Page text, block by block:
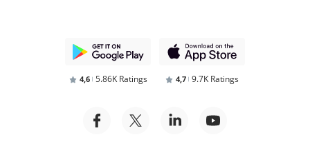
4,6 5.86K Ratings 4,7 9.7K Ratings